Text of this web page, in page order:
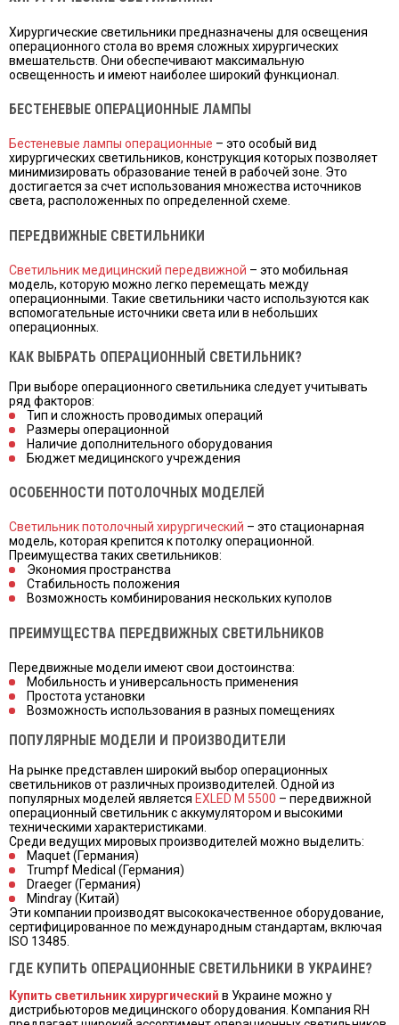
Хирургические светильники предназначены для освещения
операционного стола во время сложных хирургических
вмешательств. Они обеспечивают максимальную
освещенность и имеют наиболее широкий функционал.
БЕСТЕНЕВЫЕ ОПЕРАЦИОННЫЕ ЛАМПЫ
Бестеневые лампы операционные – это особый вид
хирургических светильников, конструкция которых позволяет
минимизировать образование теней в рабочей зоне. Это
достигается за счет использования множества источников
света, расположенных по определенной схеме.
ПЕРЕДВИЖНЫЕ СВЕТИЛЬНИКИ
Светильник медицинский передвижной – это мобильная
модель, которую можно легко перемещать между
операционными. Такие светильники часто используются как
вспомогательные источники света или в небольших
операционных.
КАК ВЫБРАТЬ ОПЕРАЦИОННЫЙ СВЕТИЛЬНИК?
При выборе операционного светильника следует учитывать
ряд факторов:
Тип и сложность проводимых операций
Размеры операционной
Наличие дополнительного оборудования
Бюджет медицинского учреждения
ОСОБЕННОСТИ ПОТОЛОЧНЫХ МОДЕЛЕЙ
Светильник потолочный хирургический – это стационарная
модель, которая крепится к потолку операционной.
Преимущества таких светильников:
Экономия пространства
Стабильность положения
Возможность комбинирования нескольких куполов
ПРЕИМУЩЕСТВА ПЕРЕДВИЖНЫХ СВЕТИЛЬНИКОВ
Передвижные модели имеют свои достоинства:
Мобильность и универсальность применения
Простота установки
Возможность использования в разных помещениях
ПОПУЛЯРНЫЕ МОДЕЛИ И ПРОИЗВОДИТЕЛИ
На рынке представлен широкий выбор операционных
светильников от различных производителей. Одной из
популярных моделей является EXLED M 5500 – передвижной
операционный светильник с аккумулятором и высокими
техническими характеристиками.
Среди ведущих мировых производителей можно выделить:
Maquet (Германия)
Trumpf Medical (Германия)
Draeger (Германия)
Mindray (Китай)
Эти компании производят высококачественное оборудование,
сертифицированное по международным стандартам, включая
ISO 13485.
ГДЕ КУПИТЬ ОПЕРАЦИОННЫЕ СВЕТИЛЬНИКИ В УКРАИНЕ?
Купить светильник хирургический в Украине можно у
дистрибьюторов медицинского оборудования. Компания RH